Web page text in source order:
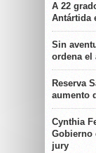
A 22
Antártida
Sin
ordena el
Reserva
aumento
Cynthia
Gobierno
jury